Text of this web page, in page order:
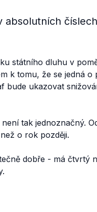
státního dluhu v
k tomu, že se jedná
bude ukazovat
tak jednoznačný.
o rok později.
dobře - má čtvrtý